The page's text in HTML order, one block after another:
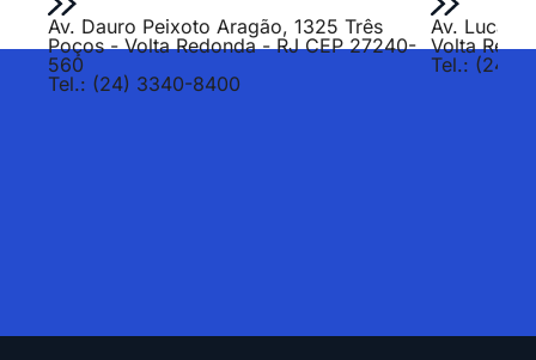
Av. Dauro Peixoto Aragão, 1325 Três
Poços - Volta Redonda - RJ CEP 27240-
560
Tel.: (24) 3340-8400
Av. Lucas
Volta
Tel.: (24)